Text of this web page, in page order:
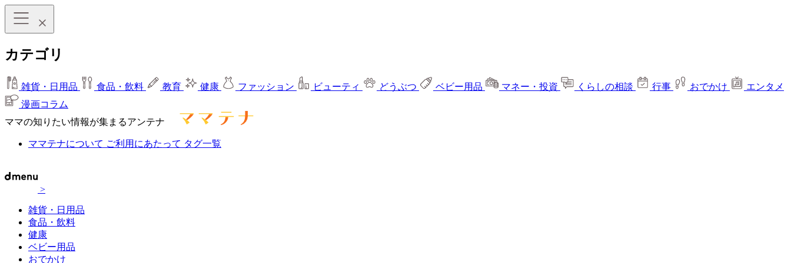
カテゴリ
雑貨・日用品 食品・飲料 教育 健康 ファッション ビューティ どうぶつ ベビー用品 マネー・投資 くらしの相談 行事 おでかけ
エンタメ
漫画コラム
ママの知りたい情報が集まるアンテナ
ママテナについて ご利用にあたって タグ一覧
>
雑貨・日用品
食品・飲料
健康
ベビー用品
おでかけ